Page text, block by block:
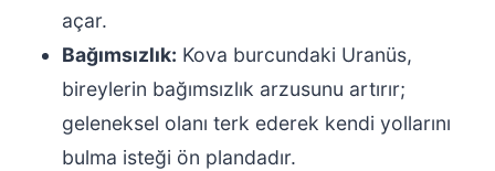
açar.
Bağımsızlık: Kova burcundaki Uranüs,
bireylerin bağımsızlık arzusunu artırır;
geleneksel olanı terk ederek kendi yollarını
bulma isteği ön plandadır.